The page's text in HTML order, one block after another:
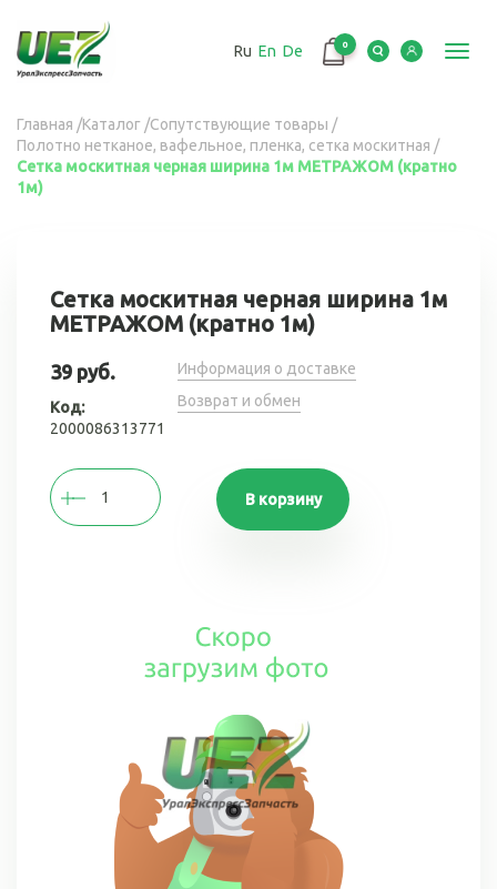
основному
содержанию
Ru En De 0
Вы
здесь
Главная /Каталог /Сопутствующие товары /
Полотно нетканое, вафельное, пленка, сетка москитная /
Сетка москитная черная ширина 1м МЕТРАЖОМ (кратно
1м)
Сетка москитная черная ширина 1м
МЕТРАЖОМ (кратно 1м)
39 руб.
Код:
2000086313771
Информация о доставке
Возврат и обмен
В корзину